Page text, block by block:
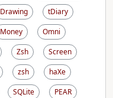
Drawing
tDiary
Money
Omni
Zsh
Screen
zsh
haXe
SQLite
PEAR